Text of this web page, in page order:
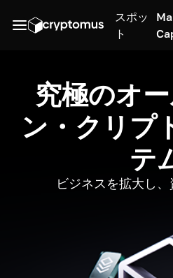
スポッ
ト
究極のオ
ン・クリプ
テ
ビジネスを拡大し